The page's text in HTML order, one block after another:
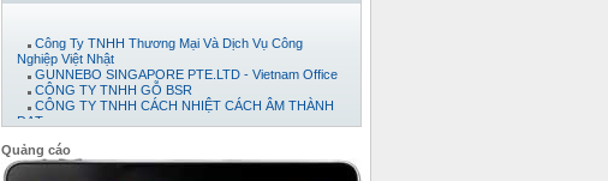
Công Ty TNHH Thương Mại Và Dịch Vụ Công
Nghiệp Việt Nhật
GUNNEBO SINGAPORE PTE.LTD - Vietnam Office
CÔNG TY TNHH GỖ BSR
CÔNG TY TNHH CÁCH NHIỆT CÁCH ÂM THÀNH
ĐẠT
Máy Đếm Tiền Huy Hoàng
Công ty cổ phần thương mại và phát triển thép Việt
CTY TNHH TM-DV XUẤT NHẬP KHẨU TRÍ VIỆT.
Quảng cáo